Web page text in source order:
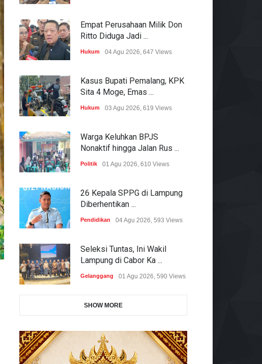
Empat Perusahaan Milik Don
Ritto Diduga Jadi ...
Hukum 04 Agu 2026, 647 Views
Kasus Bupati Pemalang, KPK
Sita 4 Moge, Emas ...
Hukum 03 Agu 2026, 619 Views
Warga Keluhkan BPJS
Nonaktif hingga Jalan Rus ...
Politik 01 Agu 2026, 610 Views
26 Kepala SPPG di Lampung
Diberhentikan ...
Pendidikan 04 Agu 2026, 593 Views
Seleksi Tuntas, Ini Wakil
Lampung di Cabor Ka ...
Gelanggang 01 Agu 2026, 590 Views
SHOW MORE